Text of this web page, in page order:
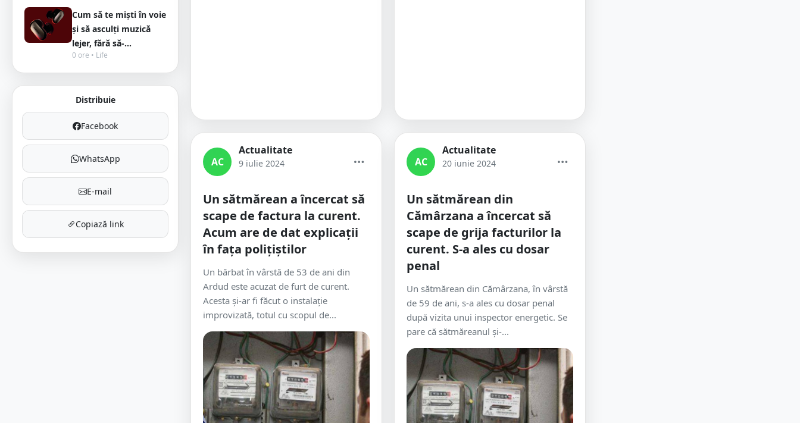
Cum să te miști în voie
și să asculți muzică
lejer, fără să-...
0 ore • Life
Distribuie
Facebook
WhatsApp
E-mail
Copiază link
AC
Actualitate
9 iulie 2024
Un sătmărean a încercat să
scape de factura la curent.
Acum are de dat explicații
în fața polițiștilor
Un bărbat în vârstă de 53 de ani din
Ardud este acuzat de furt de curent.
Acesta și-ar fi făcut o instalație
improvizată, totul cu scopul de...
AC
Actualitate
20 iunie 2024
Un sătmărean din
Cămârzana a încercat să
scape de grija facturilor la
curent. S-a ales cu dosar
penal
Un sătmărean din Cămârzana, în vârstă
de 59 de ani, s-a ales cu dosar penal
după vizita unui inspector energetic. Se
pare că sătmăreanul și-...